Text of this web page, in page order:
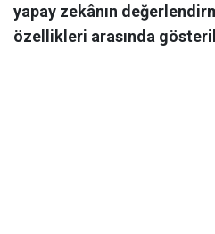
yapay zekânın
özellikleri arasında